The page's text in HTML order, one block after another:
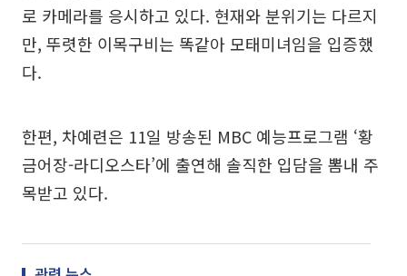
로 카메라를 응시하고 있다. 현재와 분위기는 다르지
만, 뚜렷한 이목구비는 똑같아 모태미녀임을 입증했
다.
한편, 차예련은 11일 방송된 MBC 예능프로그램 ‘황
금어장-라디오스타’에 출연해 솔직한 입담을 뽐내 주
목받고 있다.